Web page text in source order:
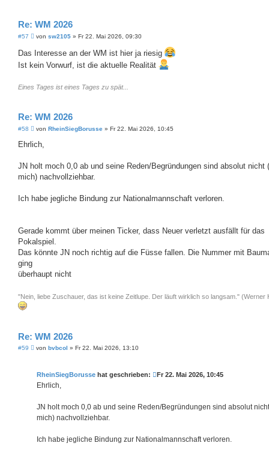
Re: WM 2026
#57
B
t
r
von sw2105 » Fr 22. Mai 2026, 09:30
Das Interesse an der WM ist hier ja riesig
Ist kein Vorwurf, ist die aktuelle Realität
Eines Tages ist eines Tages zu spät...
Re: WM 2026
#58
B
i
a
von RheinSiegBorusse » Fr 22. Mai 2026, 10:45
Ehrlich,
JN holt moch 0,0 ab und seine Reden/Begründungen sind absolut nicht
mich) nachvollziehbar.
Ich habe jegliche Bindung zur Nationalmannschaft verloren.
Gerade kommt über meinen Ticker, dass Neuer verletzt ausfällt für das
Pokalspiel.
Das könnte JN noch richtig auf die Füsse fallen. Die Nummer mit
ging
überhaupt nicht
"Nein, liebe Zuschauer, das ist keine Zeitlupe. Der läuft wirklich so langsam." (Werner
Re: WM 2026
#59
Bvon bvbcol » Fr 22. Mai 2026, 13:10
RheinSiegBorusse hat geschrieben: Fr 22. Mai 2026, 10:45
Ehrlich,
JN holt moch 0,0 ab und seine Reden/Begründungen sind absolut
mich) nachvollziehbar.
Ich habe jegliche Bindung zur Nationalmannschaft verloren.